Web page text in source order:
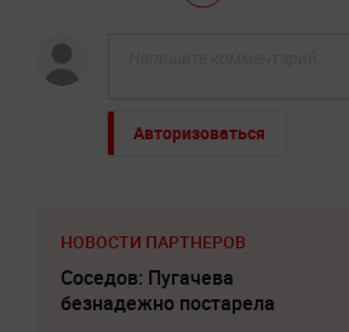
Авторизоваться
НОВОСТИ ПАРТНЕРОВ
Соседов: Пугачева
безнадежно постарела